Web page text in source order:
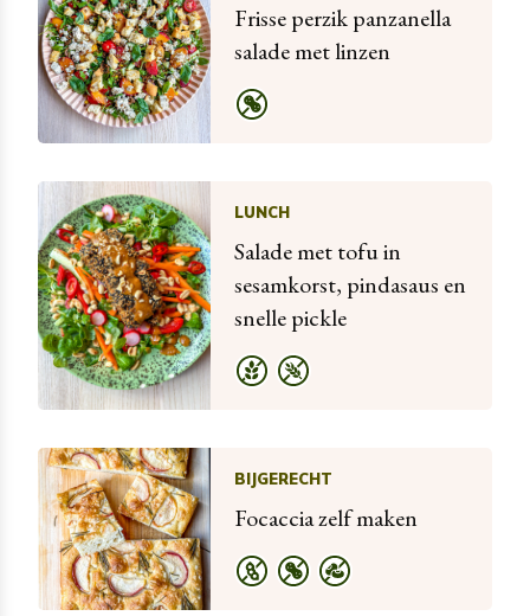
Frisse perzik panzanella
salade met linzen
LUNCH
Salade met tofu in
sesamkorst, pindasaus en
snelle pickle
BIJGERECHT
Focaccia zelf maken